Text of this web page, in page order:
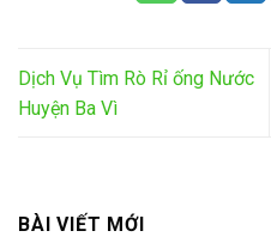
Dịch Vụ Tìm Rò Rỉ ống Nước
Huyện Ba Vì
BÀI VIẾT MỚI